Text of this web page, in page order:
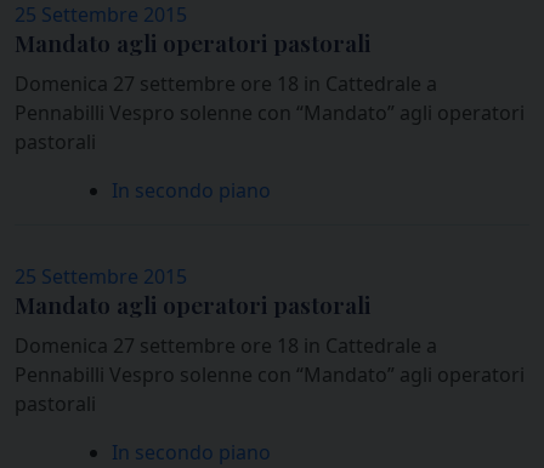
25 Settembre 2015
Mandato agli operatori pastorali
Domenica 27 settembre ore 18 in Cattedrale a
Pennabilli Vespro solenne con “Mandato” agli operatori
pastorali
In secondo piano
25 Settembre 2015
Mandato agli operatori pastorali
Domenica 27 settembre ore 18 in Cattedrale a
Pennabilli Vespro solenne con “Mandato” agli operatori
pastorali
In secondo piano